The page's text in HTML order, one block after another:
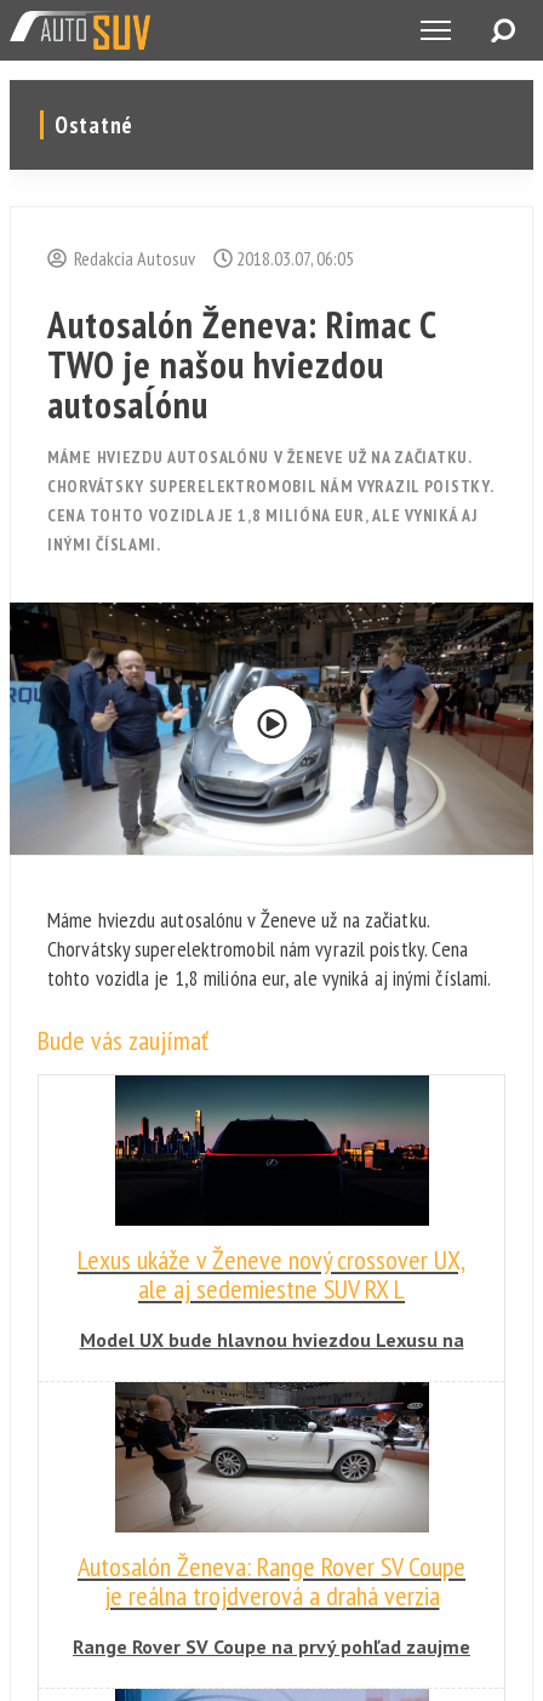
Ostatné
Redakcia Autosuv 2018.03.07, 06:05
Autosalón Ženeva: Rimac C
TWO je našou hviezdou
autosaĺónu
MÁME HVIEZDU AUTOSALÓNU V ŽENEVE UŽ NA ZAČIATKU.
CHORVÁTSKY SUPERELEKTROMOBIL NÁM VYRAZIL POISTKY.
CENA TOHTO VOZIDLA JE 1,8 MILIÓNA EUR, ALE VYNIKÁ AJ
INÝMI ČÍSLAMI.
Máme hviezdu autosalónu v Ženeve už na začiatku.
Chorvátsky superelektromobil nám vyrazil poistky. Cena
tohto vozidla je 1,8 milióna eur, ale vyniká aj inými číslami.
Bude vás zaujímať
Lexus ukáže v Ženeve nový crossover UX,
ale aj sedemiestne SUV RX L
Model UX bude hlavnou hviezdou Lexusu na
koncept LF-1 Limitless a sedemmiestnu
predĺženú verziu SUV RX s označením L.
Autosalón Ženeva: Range Rover SV Coupe
je reálna trojdverová a drahá verzia
Range Rover SV Coupe na prvý pohľad zaujme